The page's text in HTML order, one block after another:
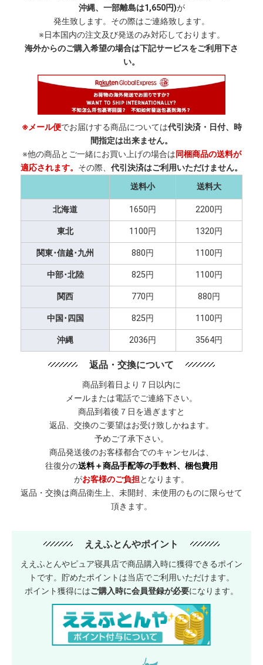
沖縄、一部離島は1,650円)が
発生致します。その際はご連絡致します。
※日本国内の注文及び発送のみ対応しております。
海外からのご購入希望の場合は下記サービスをご利用下さ
い。
※メール便でお届けする商品については代引決済・日付、時
間指定は出来ません。
※他の商品とご一緒にお買い上げの場合は同梱商品の送料が
適応されます。 その際、 代引決済はご利用いただけません。
送料小
送料大
北海道 1650円 2200円
東北 1100円 1320円
関東･信越･九州 880円 1100円
中部･北陸 825円 1100円
関西 770円 880円
中国･四国 825円 1100円
沖縄 2036円 3564円
返品・交換について
商品到着日より７日以内に
メールまたは電話でご連絡下さい。
商品到着後７日を過ぎますと
返品、交換のご要望はお受け致しかねます。
予めご了承下さい。
商品発送後のお客様都合でのキャンセルは、
往復分の送料＋商品手配等の手数料、梱包費用
がお客様のご負担となります。
返品・交換は商品衛生上、未開封、未使用のものに限らせて
頂きます。
ええふとんやポイント
ええふとんやピュア寝具店で商品購入時に獲得できるポイン
トです。貯めたポイントは当店でご利用いただけます。
ポイント獲得にはご購入時に会員登録が必要になります。